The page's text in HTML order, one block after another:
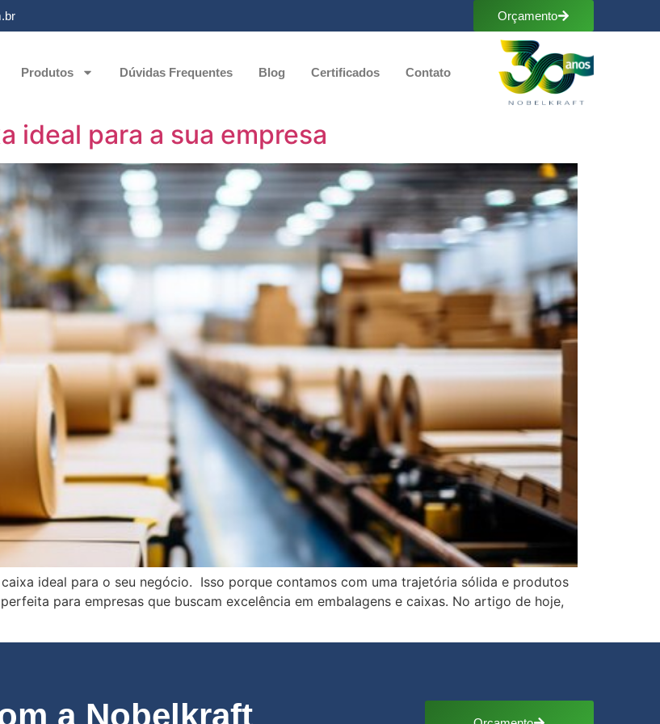
Orçamento
Produtos Dúvidas Frequentes Blog Certificados Contato
ideal para a sua empresa
ideal para o seu negócio. Isso porque contamos com uma trajetória sólida e produtos
para empresas que buscam excelência em embalagens e caixas. No artigo de hoje,
a Nobelkraft